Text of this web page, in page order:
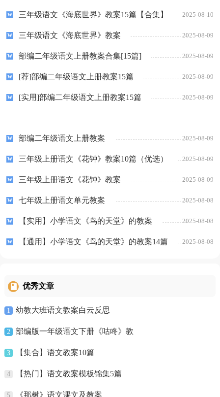
三年级语文《海底世界》教案15篇【合集】 2025-08-10
三年级语文《海底世界》教案 2025-08-09
部编二年级语文上册教案合集[15篇] 2025-08-09
[荐]部编二年级语文上册教案15篇 2025-08-09
[实用]部编二年级语文上册教案15篇 2025-08-09
部编二年级语文上册教案 2025-08-09
三年级上册语文《花钟》教案10篇（优选） 2025-08-09
三年级上册语文《花钟》教案 2025-08-09
七年级上册语文单元教案 2025-08-08
【实用】小学语文《鸟的天堂》的教案 2025-08-08
【通用】小学语文《鸟的天堂》的教案14篇 2025-08-08
优秀文章
1 幼教大班语文教案白云反思
2 部编版一年级语文下册《咕咚》教
3 【集合】语文教案10篇
4 【热门】语文教案模板锦集5篇
5 《那树》语文课文及教案